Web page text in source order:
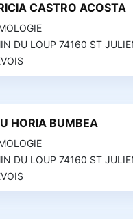
CASTRO ACOSTA
DU LOUP 74160 ST
HORIA BUMBEA
DU LOUP 74160 ST